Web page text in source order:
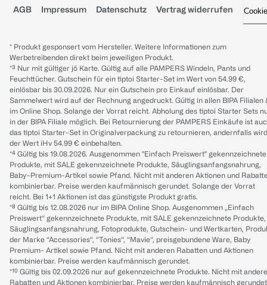
AGB Impressum Datenschutz Vertrag widerrufen
* Produkt gesponsert vom Hersteller. Weitere Informationen zum
Werbetreibenden direkt beim jeweiligen Produkt.
*³ Nur mit gültiger jö Karte. Gültig auf alle PAMPERS Windeln, Pants und
Feuchttücher. Gutschein für ein tiptoi Starter-Set im Wert von 54.99 €,
einlösbar bis 30.09.2026. Nur ein Gutschein pro Einkauf einlösbar. Der
Sammelwert wird auf der Rechnung angedruckt. Gültig in allen BIPA Filialen
im Online Shop. Solange der Vorrat reicht. Abholung des tiptoi Starter Sets
in der BIPA Filiale möglich. Bei Retournierung der PAMPERS Einkäufe ist
das tiptoi Starter-Set in Originalverpackung zu retournieren, andernfalls wird
der Wert iHv 54.99 € einbehalten.
*⁴ Gültig bis 19.08.2026. Ausgenommen "Einfach Preiswert" gekennzeichnete
Produkte, mit SALE gekennzeichnete Produkte, Säuglingsanfangsnahrung,
Baby-Premium-Artikel sowie Pfand. Nicht mit anderen Aktionen und
kombinierbar. Preise werden kaufmännisch gerundet. Solange der Vorrat
reicht. Bei 1+1 Aktionen ist das günstigste Produkt gratis.
*⁸ Gültig bis 12.08.2026 nur im BIPA Online Shop. Ausgenommen „Einfach
Preiswert“ gekennzeichnete Produkte, mit SALE gekennzeichnete Produkte,
Säuglingsanfangsnahrung, Fotoprodukte, Gutschein- und Wertkarten,
der Marke “Accessories“, “Tonies“, “Mavie“, preisgebundene Ware, Baby
Premium- Artikel sowie Pfand. Nicht mit anderen Rabatten und Aktionen
kombinierbar. Preise werden kaufmännisch gerundet.
*¹⁰ Gültig bis 02.09.2026 nur auf gekennzeichnete Produkte. Nicht mit
Rabatten und Aktionen kombinierbar. Preise werden kaufmännisch